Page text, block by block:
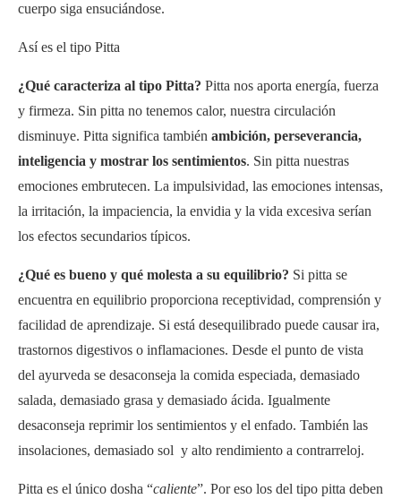
cuerpo siga ensuciándose.
Así es el tipo Pitta
¿Qué caracteriza al tipo Pitta? Pitta nos aporta energía, fuerza
y firmeza. Sin pitta no tenemos calor, nuestra circulación
disminuye. Pitta significa también ambición, perseverancia,
inteligencia y mostrar los sentimientos. Sin pitta nuestras
emociones embrutecen. La impulsividad, las emociones intensas,
la irritación, la impaciencia, la envidia y la vida excesiva serían
los efectos secundarios típicos.
¿Qué es bueno y qué molesta a su equilibrio? Si pitta se
encuentra en equilibrio proporciona receptividad, comprensión y
facilidad de aprendizaje. Si está desequilibrado puede causar ira,
trastornos digestivos o inflamaciones. Desde el punto de vista
del ayurveda se desaconseja la comida especiada, demasiado
salada, demasiado grasa y demasiado ácida. Igualmente
desaconseja reprimir los sentimientos y el enfado. También las
insolaciones, demasiado sol y alto rendimiento a contrarreloj.
Pitta es el único dosha “caliente”. Por eso los del tipo pitta deben